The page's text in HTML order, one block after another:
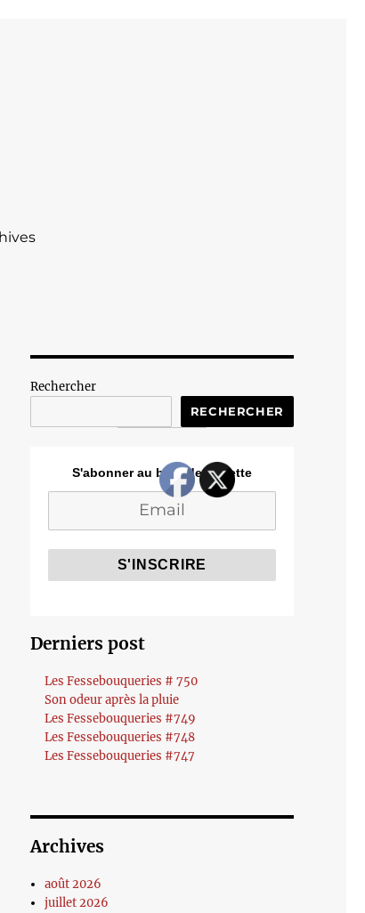
Rechercher
RECHERCHER
S'abonner au blog de Cozette
Derniers post
Les Fessebouqueries # 750
Son odeur après la pluie
Les Fessebouqueries #749
Les Fessebouqueries #748
Les Fessebouqueries #747
Archives
août 2026
juillet 2026